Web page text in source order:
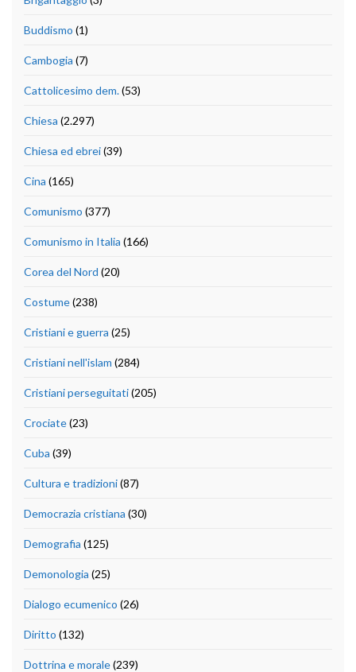
Buddismo (1)
Cambogia (7)
Cattolicesimo dem.(53)
Chiesa (2.297)
Chiesa ed ebrei(39)
Cina (165)
Comunismo (377)
Comunismo in Italia (166)
Corea del Nord (20)
Costume(238)
Cristiani e guerra (25)
Cristiani nell'islam (284)
Cristiani perseguitati(205)
Crociate(23)
Cuba (39)
Cultura e tradizioni(87)
Democrazia cristiana (30)
Demografia (125)
Demonologia (25)
Dialogo ecumenico (26)
Diritto (132)
Dottrina e morale(239)